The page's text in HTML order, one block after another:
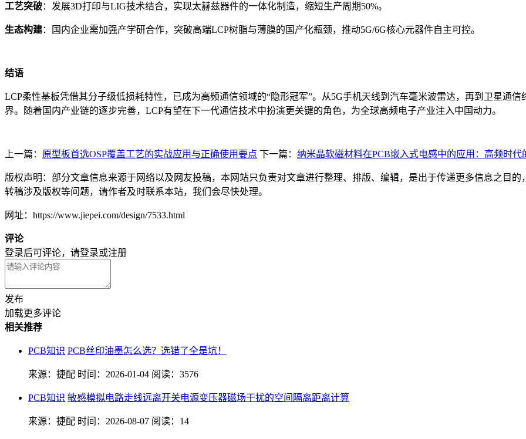
工艺突破：发展3D打印与LIG技术结合，实现太赫兹器件的一体化制造，缩短生产周期50%。
生态构建：国内企业需加强产学研合作，突破高端LCP树脂与薄膜的国产化瓶颈，推动5G/6G核心元器件自主可控。
结语
LCP柔性基板凭借其分子级低损耗特性，已成为高频通信领域的“隐形冠军”。从5G手机天线到汽车毫米波雷达，再到卫星通
界。随着国内产业链的逐步完善，LCP有望在下一代通信技术中扮演更关键的角色，为全球高频电子产业注入中国动力。
上一篇： 原型板首选OSP覆盖工艺的实战应用与正确使用要点 下一篇： 纳米晶软磁材料在PCB嵌入式电感中的应用：高频时代
版权声明：部分文章信息来源于网络以及网友投稿，本网站只负责对文章进行整理、排版、编辑，是出于传递更多信息之目
转稿涉及版权等问题，请作者及时联系本站，我们会尽快处理。
网址：https://www.jiepei.com/design/7533.html
评论
登录后可评论，请登录或注册
发布
加载更多评论
相关推荐
PCB知识 PCB丝印油墨怎么选？选错了全是坑！
来源：捷配 时间：2026-01-04 阅读：3576
PCB知识 敏感模拟电路走线远离开关电源变压器磁场干扰的空间隔离距离计算
来源：捷配 时间：2026-08-07 阅读：14